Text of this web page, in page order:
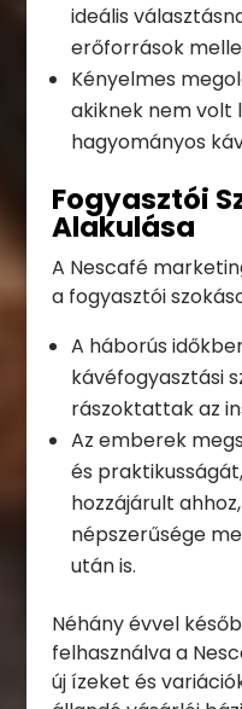
ideális
erőforrások
Kényelmes
akiknek nem volt
hagyományos
Fogyasztói
Alakulása
A Nescafé
a fogyasztói
A háborús
kávéfogyasztási
rászoktattak az
Az emberek
és
hozzájárult
népszerűsége
után is.
Néhány évvel
felhasználva a
új ízeket és